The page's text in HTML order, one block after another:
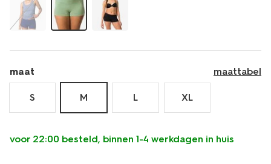
maat maattabel
S M L XL
voor 22:00 besteld, binnen 1-4 werkdagen in huis